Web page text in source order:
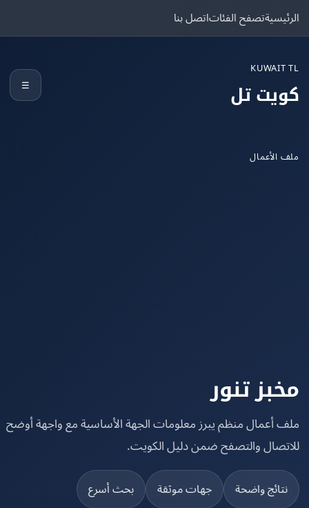
تصفح الفئاتاتصل بنا
تل
تنور
منظم يبرز معلومات الجهة الأساسية مع واجهة أوضح
والتصفح ضمن دليل الكويت.
واضحة جهات موثقة بحث أسرع